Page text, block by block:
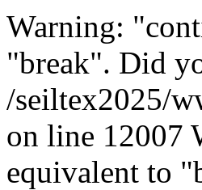
Warning:
"break". Did
/seiltex2025/
on line 12007
equivalent to